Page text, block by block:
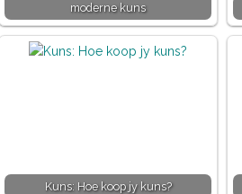
moderne kuns
Kuns: Hoe koop jy kuns?